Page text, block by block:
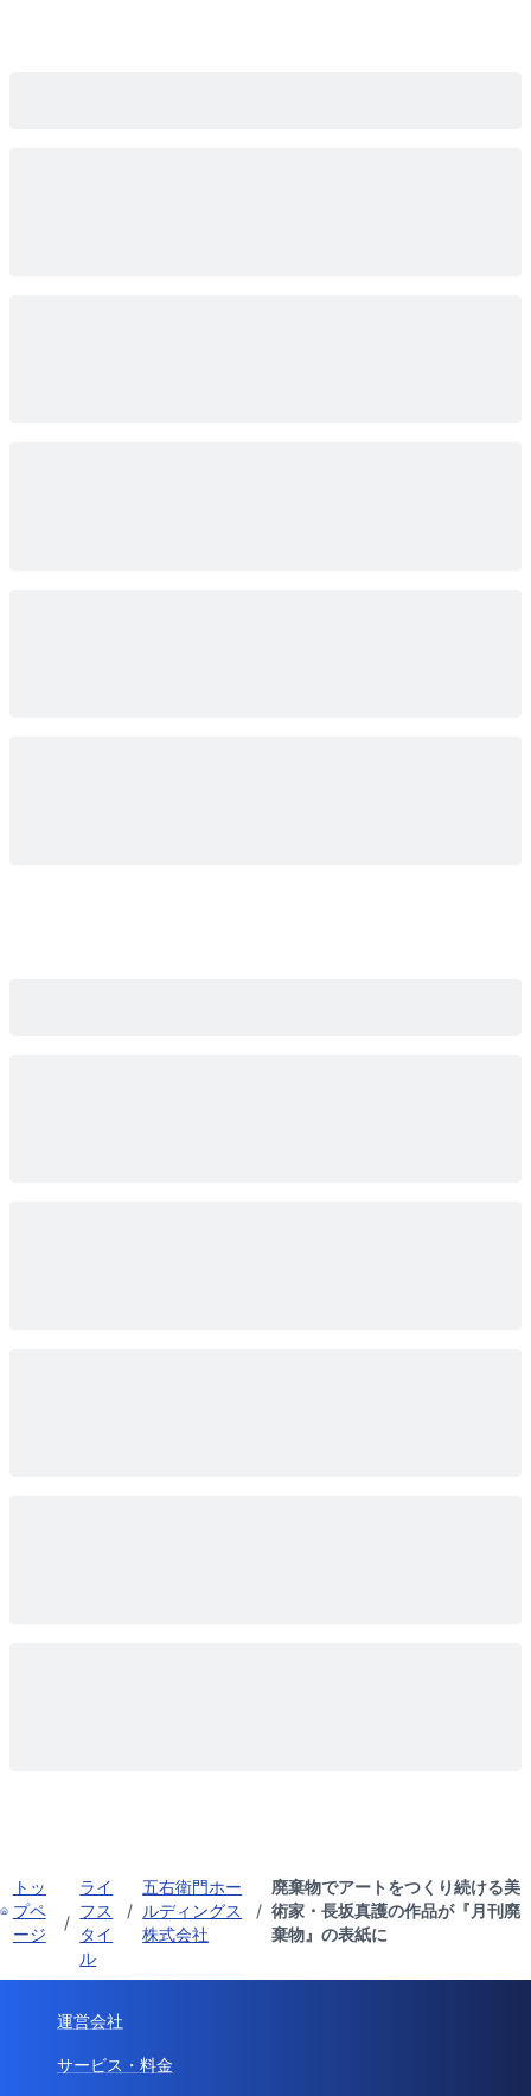
トッ
プペ
ージ
/
ライ
フス
タイ
ル
/
五右衛門ホー
ルディングス
株式会社
/
廃棄物でアートをつくり続ける美
術家・長坂真護の作品が『月刊廃
棄物』の表紙に
運営会社
サービス・料金